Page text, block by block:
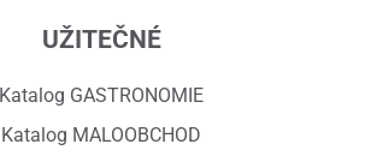
UŽITEČNÉ
Katalog GASTRONOMIE
Katalog MALOOBCHOD